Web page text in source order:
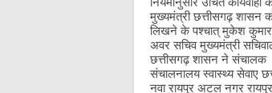
मुख्यमंत्री छत्तीसगढ़ शासन
लिखने के पश्चात् मुकेश कुमार
अवर सचिव मुख्यमंत्री
छत्तीसगढ़ शासन ने संचालक
संचालनालय स्वास्थ्य सेवाए
नवा रायपुर अटल नगर